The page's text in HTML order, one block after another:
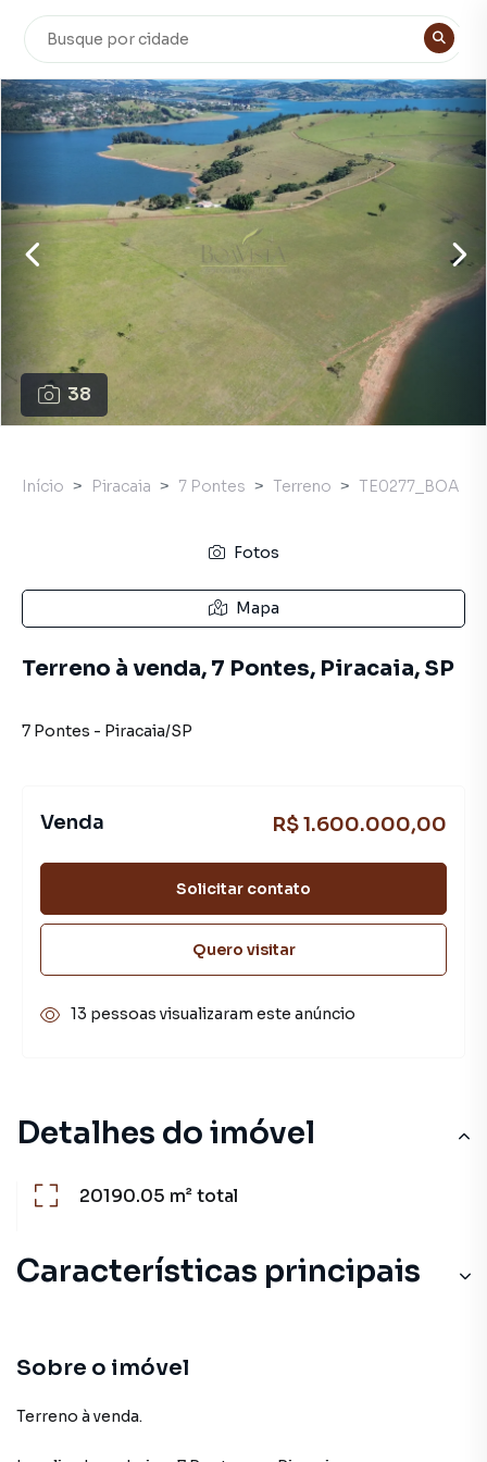
38
Detalhes do imóvel
20190.05 m²total
Características principais
Sobre o imóvel
Terreno à venda.
Início Piracaia 7 Pontes Terreno TE0277_BOA
Fotos
Mapa
Terreno à venda, 7 Pontes, Piracaia, SP
7 Pontes - Piracaia/SP
Venda R$ 1.600.000,00
Solicitar contato
Quero visitar
13 pessoas visualizaram este anúncio